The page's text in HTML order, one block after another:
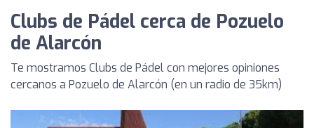
Clubs de Pádel cerca de Pozuelo
de Alarcón
Te mostramos Clubs de Pádel con mejores opiniones
cercanos a Pozuelo de Alarcón (en un radio de 35km)